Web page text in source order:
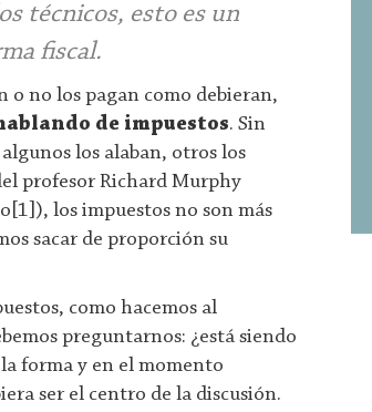
técnicos, esto es un
fiscal.
o no los pagan como debieran,
de impuestos. Sin
los alaban, otros los
profesor Richard Murphy
los impuestos no son más
sacar de proporción su
como hacemos al
preguntarnos: ¿está siendo
forma y en el momento
ser el centro de la discusión.